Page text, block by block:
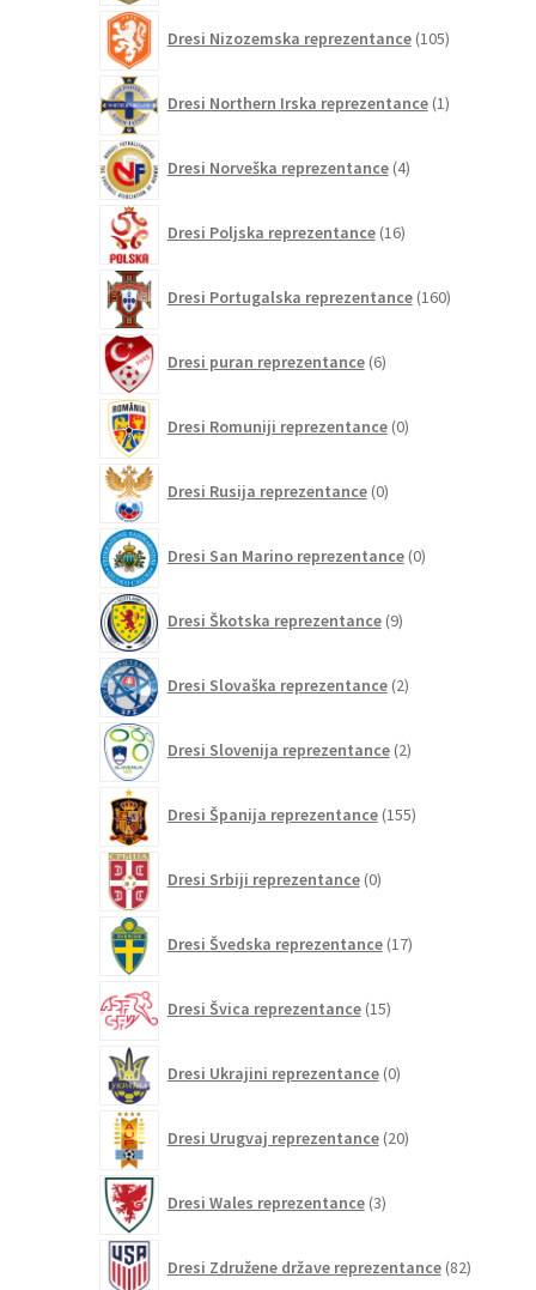
Dresi Nizozemska reprezentance 105izdelkov
Dresi Northern Irska reprezentance 1izdelek
Dresi Norveška reprezentance 4izdelki
Dresi Poljska reprezentance 16izdelkov
Dresi Portugalska reprezentance 160izdelkov
Dresi puran reprezentance 6izdelkov
Dresi Romuniji reprezentance 0izdelkov
Dresi Rusija reprezentance 0izdelkov
Dresi San Marino reprezentance 0izdelkov
Dresi Škotska reprezentance 9izdelkov
Dresi Slovaška reprezentance 2izdelka
Dresi Slovenija reprezentance 2izdelka
Dresi Španija reprezentance 155izdelkov
Dresi Srbiji reprezentance 0izdelkov
Dresi Švedska reprezentance 17izdelkov
Dresi Švica reprezentance 15izdelkov
Dresi Ukrajini reprezentance 0izdelkov
Dresi Urugvaj reprezentance 20izdelkov
Dresi Wales reprezentance 3izdelki
Dresi Združene države reprezentance 82izdelkov